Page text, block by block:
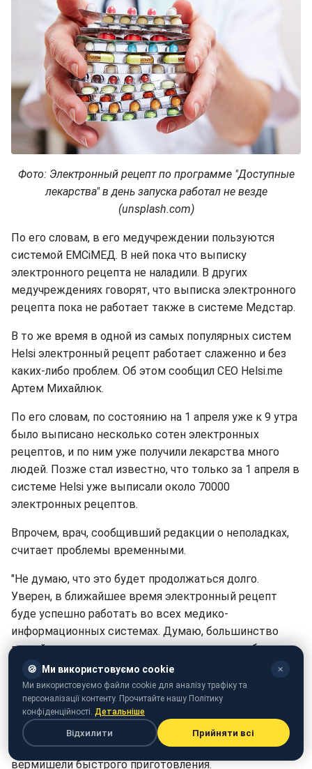
Фото: Электронный рецепт по программе "Доступные
лекарства" в день запуска работал не везде
(unsplash.com)
По его словам, в его медучреждении пользуются
системой ЕМСіМЕД. В ней пока что выписку
электронного рецепта не наладили. В других
медучреждениях говорят, что выписка электронного
рецепта пока не работает также в системе Медстар.
В то же время в одной из самых популярных систем
Helsi электронный рецепт работает слаженно и без
каких-либо проблем. Об этом сообщил CEO Helsi.me
Артем Михайлюк.
По его словам, по состоянию на 1 апреля уже к 9 утра
было выписано несколько сотен электронных
рецептов, и по ним уже получили лекарства много
людей. Позже стал известно, что только за 1 апреля в
системе Helsi уже выписали около 70000
электронных рецептов.
Впрочем, врач, сообщивший редакции о неполадках,
считает проблемы временными.
"Не думаю, что это будет продолжаться долго.
Уверен, в ближайшее время электронный рецепт
буде успешно работать во всех медико-
информационных системах. Думаю, большинство
людей уже давно готовы к тому, что рецепт будет
электронным. Также я вижу серьезный запрос на это
от киевлян", - уверен он.
Напомним, ранее Уляна Супрун рассказала о
серьезнойопасности для здоровья глутамата натрия
который содержится в китайской пище, чипсах и
вермишели быстрого приготовления.
🍪 Ми використовуємо cookie ✕
Ми використовуємо файли cookie для аналізу трафіку та
персоналізації контенту. Прочитайте нашу Політику
конфіденційності. Детальніше
Відхилити Прийняти всі